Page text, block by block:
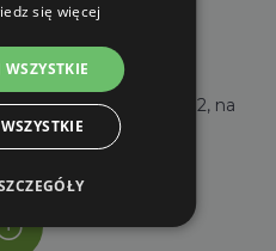
o powierzchni 2000m2, na
sztuk towarów
się więcej
WSZYSTKIE